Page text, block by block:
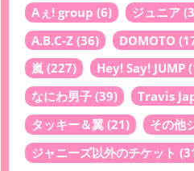
Aぇ! group (6) ジュニア
A.B.C-Z (36) DOMOTO
嵐 (227) Hey! Say! JUMP
なにわ男子 (39) Travis
タッキー＆翼 (21) その他
ジャニーズ以外のチケット